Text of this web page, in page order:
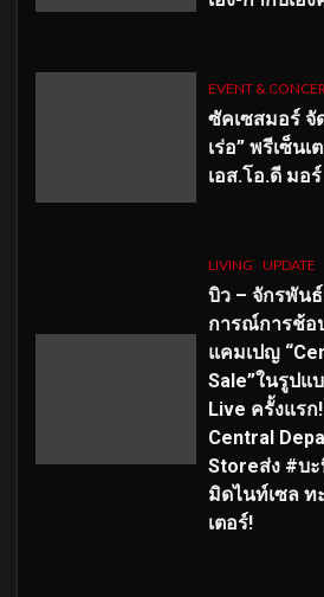
EVENT &
ซัคเซสมอร์ จั
เร่อ” พรีเซ็น
เอส.โอ.ดี มอร์
LIVING UPDATE
บิว – จักรพัน
การณ์การช้อ
แคมเปญ
Sale”ในรูปแ
Live ครั้งแร
Central
Storeส่ง #บ
มิดไนท์เซล ท
เตอร์!